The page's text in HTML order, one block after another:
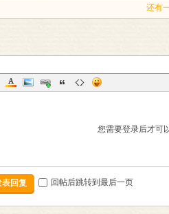
还有
您需要登录后才可
表回复 回帖后跳转到最后一页